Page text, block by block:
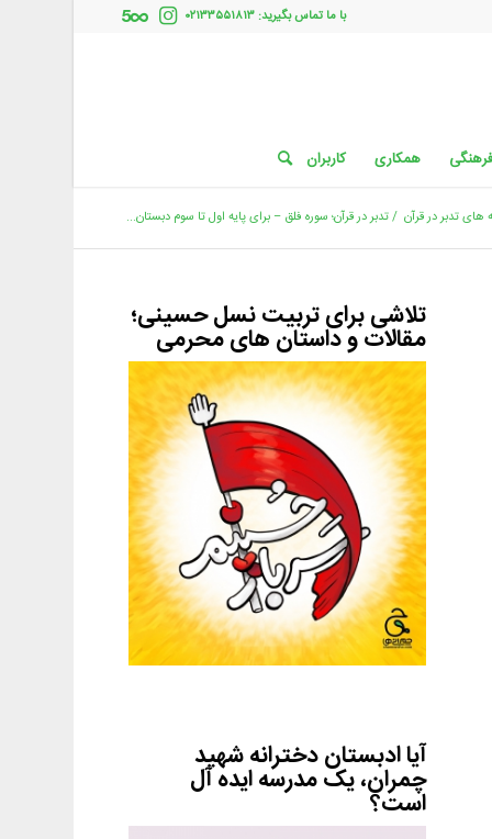
با ما تماس بگیرید: ۰۲۱۳۳۵۵۱۸۱۳
همکاری کاربران
های تدبر در قرآن /تدبر در قرآن؛ سوره فلق – برای پایه اول تا سوم دبستان...
تلاشی برای تربیت نسل حسینی؛
مقالات و داستان های محرمی
آیا ادبستان دخترانه شهید
چمران، یک مدرسه ایده آل
است؟